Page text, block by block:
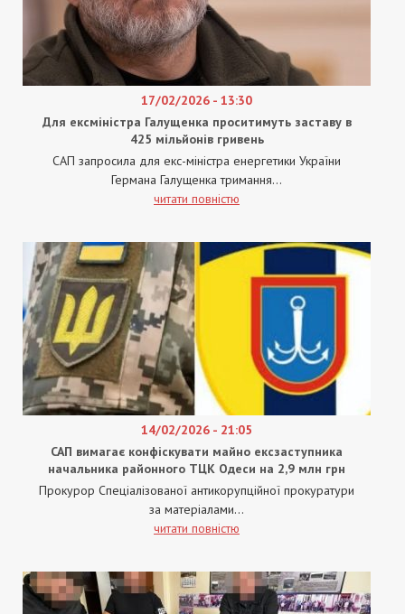
17/02/2026 - 13:30
Для ексміністра Галущенка проситимуть заставу в
425 мільйонів гривень
САП запросила для екс-міністра енергетики України
Германа Галущенка тримання...
читати повністю
14/02/2026 - 21:05
САП вимагає конфіскувати майно ексзаступника
начальника районного ТЦК Одеси на 2,9 млн грн
Прокурор Спеціалізованої антикорупційної прокуратури
за матеріалами...
читати повністю